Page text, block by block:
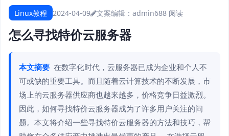
Linux教程 2024-04-09 文案编辑：admin688 阅读
怎么寻找特价云服务器
本文摘要 在数字化时代，云服务器已成为企业和个人不
可或缺的重要工具。而且随着云计算技术的不断发展，市
场上的云服务器供应商也越来越多，价格竞争日益激烈。
因此，如何寻找特价云服务器成为了许多用户关注的问
题。本文将介绍一些寻找特价云服务器的方法和技巧，帮